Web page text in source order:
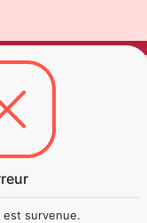
L'AVIS DE
"Un rosé frais
pique-nique.
pour les
survenue.